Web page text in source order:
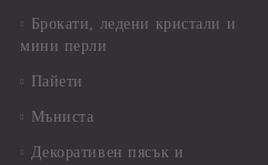
Брокати, ледени кристали и
мини перли
Пайети
Мъниста
Декоративен пясък и